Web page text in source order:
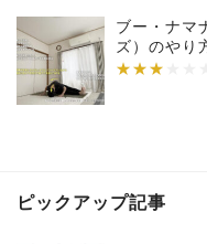
ブー・ナマ
ズ）のやり
★★★
ピックアップ記事